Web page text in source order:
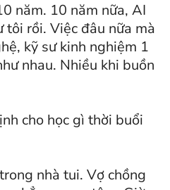
năm. 10 năm nữa, AI
tôi rồi. Việc đâu nữa mà
kỹ sư kinh nghiệm 1
nhau. Nhiều khi buồn
cho học gì thời buổi
nhà tui. Vợ chồng